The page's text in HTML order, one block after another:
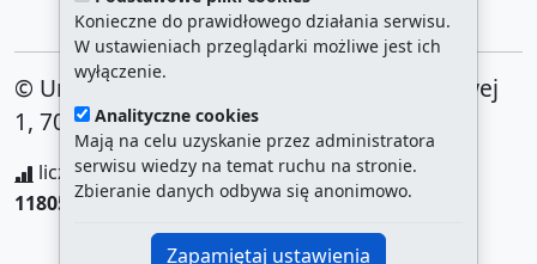
Konieczne do prawidłowego działania serwisu.
W ustawieniach przeglądarki możliwe jest ich
wyłączenie.
Analityczne cookies
Mają na celu uzyskanie przez administratora
serwisu wiedzy na temat ruchu na stronie.
Zbieranie danych odbywa się anonimowo.
Zapamiętaj ustawienia
© Urząd Miasta Szczecin. Plac Armii Krajowej
1, 70-456 Szczecin
liczba wyświetleń:208328544/ aktualna strona:
118054/najczęściej odwiedzane strony